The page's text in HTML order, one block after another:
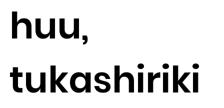
huu,
tukashiriki